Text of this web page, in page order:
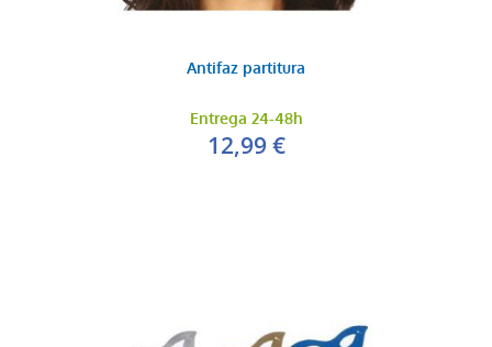
Antifaz partitura
Entrega 24-48h
12,99 €